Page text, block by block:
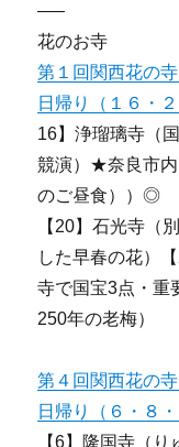
—–
花のお寺
第１回関西花の
日帰り（１６・
16】浄瑠璃寺（
競演）★奈良市
のご昼食））◎
【20】石光寺（
した早春の花）
寺で国宝3点・重
250年の老梅）
第４回関西花の
日帰り（６・８・
【6】隆国寺（